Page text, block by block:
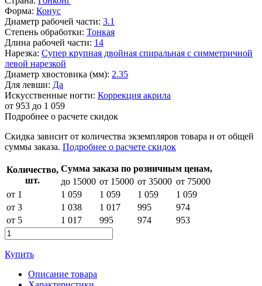
Форма: Конус
Диаметр рабочей части: 3.1
Степень обработки: Тонкая
Длина рабочей части: 14
Нарезка: Супер крупная двойная спиральная с симметричной
левой нарезкой
Диаметр хвостовика (мм): 2.35
Для левши: Да
Искусственные ногти: Коррекция акрила
от 953 до 1 059
Подробнее о расчете скидок
Скидка зависит от количества экземпляров товара и от общей
суммы заказа. Подробнее о расчете скидок
Количество,
шт.
Сумма заказа по розничным ценам,
до 15000 от 15000 от 35000 от 75000
от 1
1 059 1 059 1 059
1 059
от 3
1 038 1 017 995
974
от 5
1 017 995 974 953
Купить
Описание товара